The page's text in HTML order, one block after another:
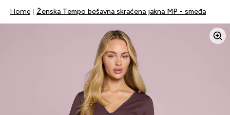
Home Ženska Tempo bešavna skraćena jakna MP - smeđa